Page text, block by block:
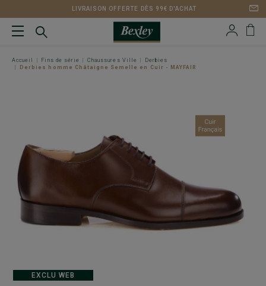
LIVRAISON OFFERTE DÈS 99€ D'ACHAT
Accueil Fins de série Chaussures Ville
Derbies
Derbies homme Châtaigne Semelle en Cuir - MAYFAIR
EXCLU WEB